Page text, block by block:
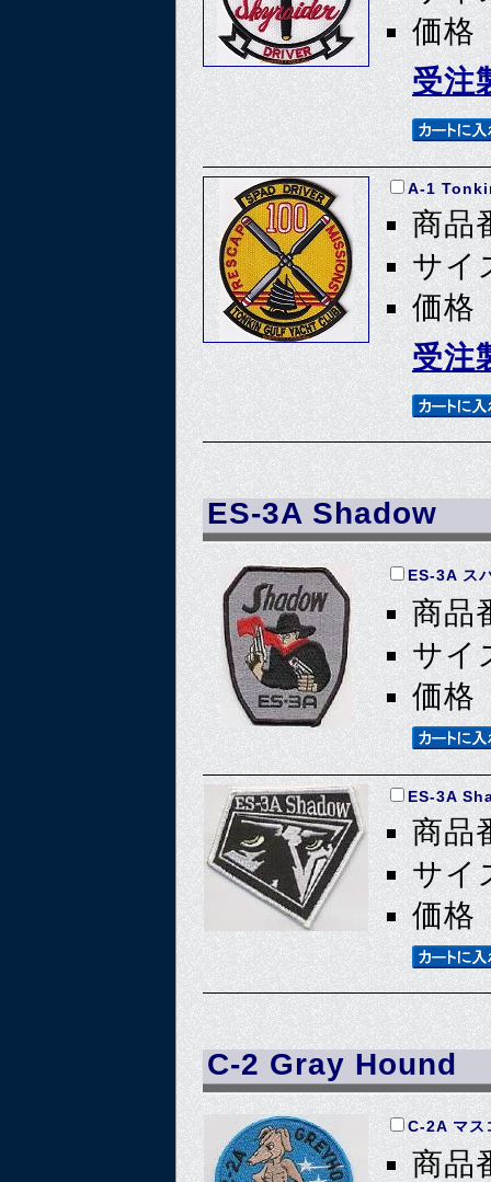
価格
受注
A-1
商品
サイ
価格
受注
ES-3A Shadow
ES-3A ス
商品
サイ
価格
ES-3A
商品
サイ
価格
C-2 Gray Hound
C-2A マス
商品